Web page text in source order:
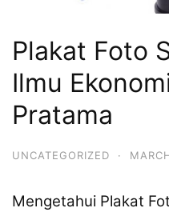
Plakat Foto
Ilmu
Pratama
UNCATEGORIZED ·
Mengetahui Plakat